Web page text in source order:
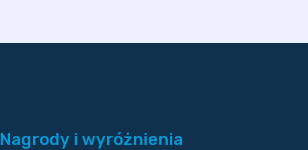
Nagrody i wyróżnienia